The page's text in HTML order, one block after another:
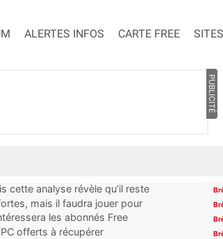
ALERTES INFOS CARTE FREE
PUBLICITÉ
cette analyse révèle qu’il reste
mais il faudra jouer pour
les abonnés Free
offerts à récupérer